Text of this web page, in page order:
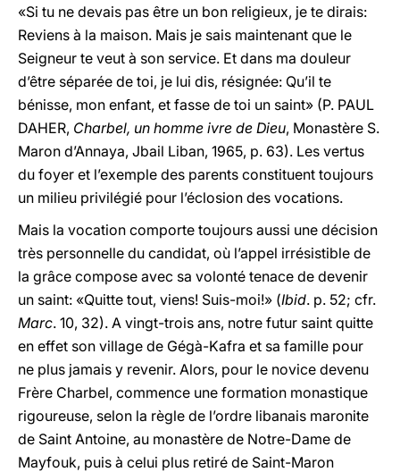
«Si tu ne devais pas être un bon religieux, je te dirais:
Reviens à la maison. Mais je sais maintenant que le
Seigneur te veut à son service. Et dans ma douleur
d’être séparée de toi, je lui dis, résignée: Qu’il te
bénisse, mon enfant, et fasse de toi un saint» (P. PAUL
DAHER, Charbel, un homme ivre de Dieu, Monastère S.
Maron d’Annaya, Jbail Liban, 1965, p. 63). Les vertus
du foyer et l’exemple des parents constituent toujours
un milieu privilégié pour l’éclosion des vocations.
Mais la vocation comporte toujours aussi une décision
très personnelle du candidat, où l’appel irrésistible de
la grâce compose avec sa volonté tenace de devenir
un saint: «Quitte tout, viens! Suis-moi!» (Ibid. p. 52; cfr.
Marc. 10, 32). A vingt-trois ans, notre futur saint quitte
en effet son village de Gégà-Kafra et sa famille pour
ne plus jamais y revenir. Alors, pour le novice devenu
Frère Charbel, commence une formation monastique
rigoureuse, selon la règle de l’ordre libanais maronite
de Saint Antoine, au monastère de Notre-Dame de
Mayfouk, puis à celui plus retiré de Saint-Maron